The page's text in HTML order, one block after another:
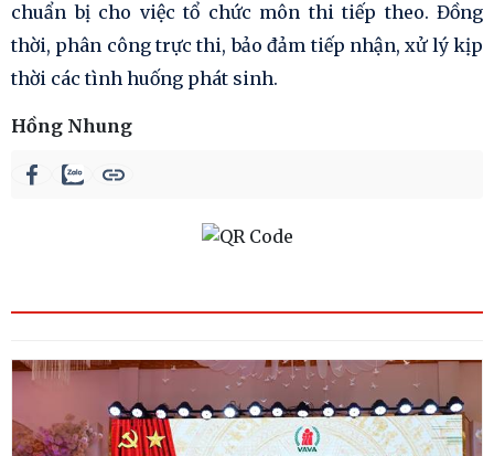
chuẩn bị cho việc tổ chức môn thi tiếp theo. Đồng
thời, phân công trực thi, bảo đảm tiếp nhận, xử lý kịp
thời các tình huống phát sinh.
Hồng Nhung